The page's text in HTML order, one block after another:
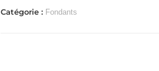
Catégorie : Fondants